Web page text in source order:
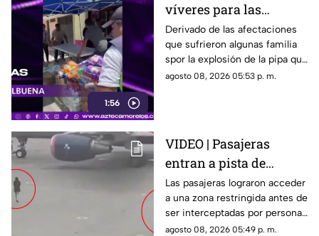
1:56
víveres para las
familias afectadas por
la explosión de pipa en
Cuernavaca
Derivado de las afectaciones
que sufrieron algunas familia
spor la explosión de la pipa que
transportaba gas LP,
agosto 08, 2026 05:53 p. m.
VIDEO | Pasajeras
entran a pista de
aeropuerto tras perder
su vuelo; autoridades
logran detenerlas
Las pasajeras lograron acceder
a una zona restringida antes de
ser interceptadas por personal
del aeropuerto.
agosto 08, 2026 05:49 p. m.